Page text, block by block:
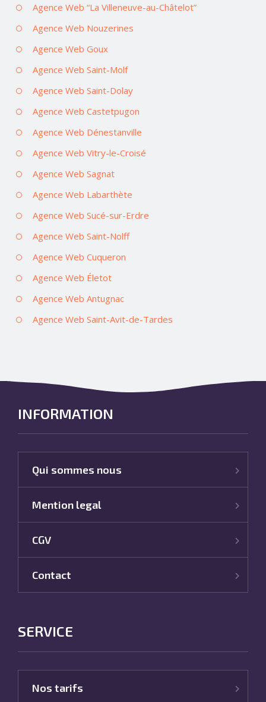
Agence Web “La Villeneuve-au-Châtelot”
Agence Web Nouzerines
Agence Web Goux
Agence Web Saint-Molf
Agence Web Saint-Dolay
Agence Web Castetpugon
Agence Web Dénestanville
Agence Web Vitry-le-Croisé
Agence Web Sagnat
Agence Web Labarthète
Agence Web Sucé-sur-Erdre
Agence Web Saint-Nolff
Agence Web Cuqueron
Agence Web Életot
Agence Web Antugnac
Agence Web Saint-Avit-de-Tardes
INFORMATION
Qui sommes nous
Mention legal
CGV
Contact
SERVICE
Nos tarifs